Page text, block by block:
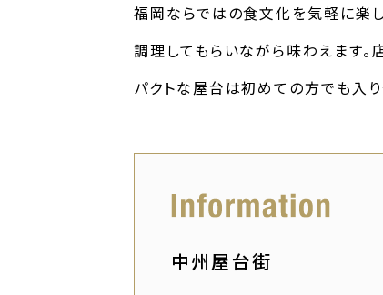
福岡ならではの食文化を気軽に楽
調理してもらいながら味わえます
パクトな屋台は初めての方でも入り
中州屋台街